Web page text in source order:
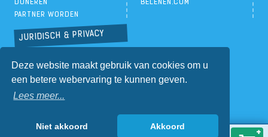
Deze website maakt gebruik van cookies om u
een betere webervaring te kunnen geven.
Lees meer...
Niet akkoord Akkoord
DONEREN
PARTNER WORDEN
BELENEN.COM
JURIDISCH & PRIVACY
ALGEMENE VOORWAARDEN